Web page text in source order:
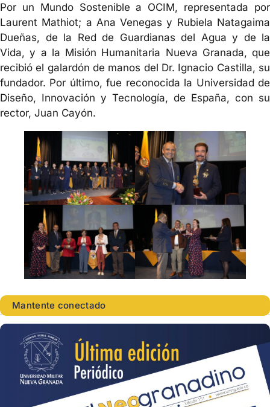
Por un Mundo Sostenible a OCIM, representada por
Laurent Mathiot; a Ana Venegas y Rubiela Natagaima
Dueñas, de la Red de Guardianas del Agua y de la
Vida, y a la Misión Humanitaria Nueva Granada, que
recibió el galardón de manos del Dr. Ignacio Castilla, su
fundador. Por último, fue reconocida la Universidad de
Diseño, Innovación y Tecnología, de España, con su
rector, Juan Cayón.
Mantente conectado